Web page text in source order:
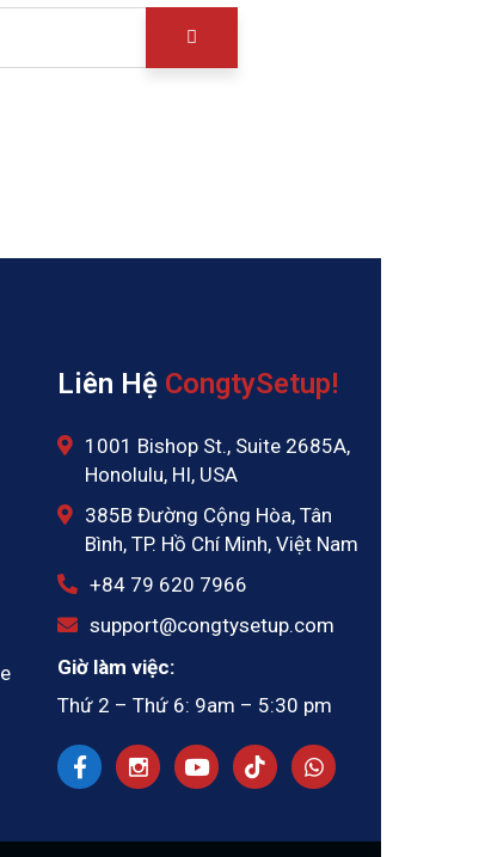
Liên Hệ CongtySetup!
1001 Bishop St., Suite 2685A,
Honolulu, HI, USA
385B Đường Cộng Hòa, Tân
Bình, TP. Hồ Chí Minh, Việt Nam
‪+84 79 620 7966
support@congtysetup.com
Giờ làm việc:
Thứ 2 – Thứ 6: 9am – 5:30 pm